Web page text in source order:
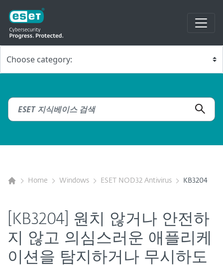
Home Windows ESET NOD32 Antivirus KB3204
[KB3204] 원치 않거나 안전하
지 않고 의심스러운 애플리케
이션을 탐지하거나 무시하도